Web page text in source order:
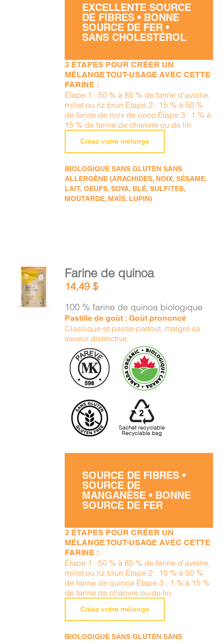
EXCELLENTE SOURCE
DE FIBRES • BONNE
SOURCE DE FER •
SANS CHOLESTÉROL
3 ÉTAPES POUR CRÉER UN
MÉLANGE TOUT-USAGE AVEC CETTE
FARINE :
Étape 1 : 50 % à 85 % de farine d'avoine,
millet ou riz brun Étape 2 : 15 % à 50 %
de farine de noix de coco Étape 3 : 1 % à
15 % de farine de chanvre ou de lin
Créez votre mélange
BIOLOGIQUE SANS GLUTEN SANS
ALLERGÈNE (ARACHIDES, NOIX, SÉSAME,
LAIT, OEUFS, SOYA, BLÉ, SULFITES,
MOUTARDE, MAÏS, LUPIN)
AJOUTER
AU
PANIER
DÉTAILS
Farine de quinoa
14,49$
100 % farine de quinoa biologique
Pastille de goût : Goût prononcé
Classique et passe-partout, malgré sa
saveur distinctive.
SOURCE DE FIBRES •
SOURCE DE
MANGANÈSE • BONNE
SOURCE DE FER
3 ÉTAPES POUR CRÉER UN
MÉLANGE TOUT-USAGE AVEC CETTE
FARINE :
Étape 1 : 50 % à 85 % de farine d’avoine,
millet ou riz brun Étape 2 : 15 % à 50 %
de farine de quinoa Étape 3 : 1 % à 15 %
de farine de chanvre ou de lin
Créez votre mélange
BIOLOGIQUE SANS GLUTEN SANS